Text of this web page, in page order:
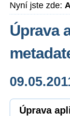
Nyní jste zde:
Úprava
Úprava